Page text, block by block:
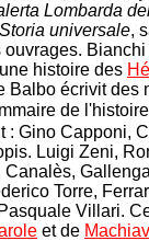
Lombarda
Storia universale,
histoire des
Balbo écrivit des
de
: Gino Capponi,
Luigi Zeni,
Torre,
Villari.
et de